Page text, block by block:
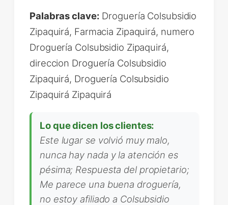
Palabras clave: Droguería Colsubsidio
Zipaquirá, Farmacia Zipaquirá, numero
Droguería Colsubsidio Zipaquirá,
direccion Droguería Colsubsidio
Zipaquirá, Droguería Colsubsidio
Zipaquirá Zipaquirá
Lo que dicen los clientes:
Este lugar se volvió muy malo,
nunca hay nada y la atención es
pésima; Respuesta del propietario;
Me parece una buena droguería,
no estoy afiliado a Colsubsidio